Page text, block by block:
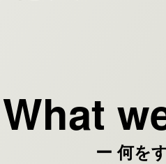
What
ー 何を